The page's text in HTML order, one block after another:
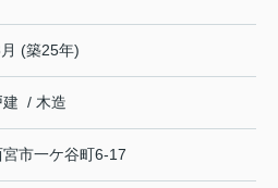
(築25年)
建 / 木造
宮市一ケ谷町6-17